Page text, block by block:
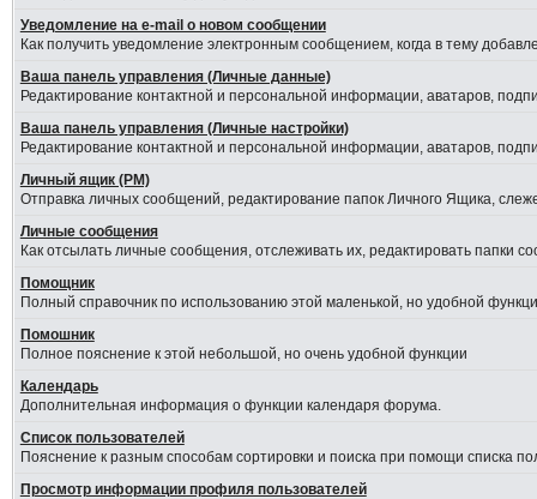
Уведомление на е-mail о новом сообщении
Как получить уведомление электронным сообщением, когда в тему
Ваша панель управления (Личные данные)
Редактирование контактной и персональной информации, аватаров,
Ваша панель управления (Личные настройки)
Редактирование контактной и персональной информации, аватаров,
Личный ящик (PM)
Отправка личных сообщений, редактирование папок Личного Ящика,
Личные сообщения
Как отсылать личные сообщения, отслеживать их, редактировать папки
Помощник
Полный справочник по использованию этой маленькой, но удобной
Помошник
Полное пояснение к этой небольшой, но очень удобной функции
Календарь
Дополнительная информация о функции календаря форума.
Список пользователей
Пояснение к разным способам сортировки и поиска при помощи списка
Просмотр информации профиля пользователей